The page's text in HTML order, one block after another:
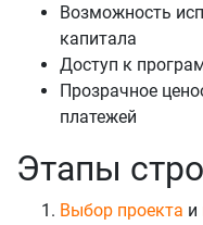
Возможность
капитала
Доступ к
Прозрачное
платежей
Этапы
Выбор проекта и